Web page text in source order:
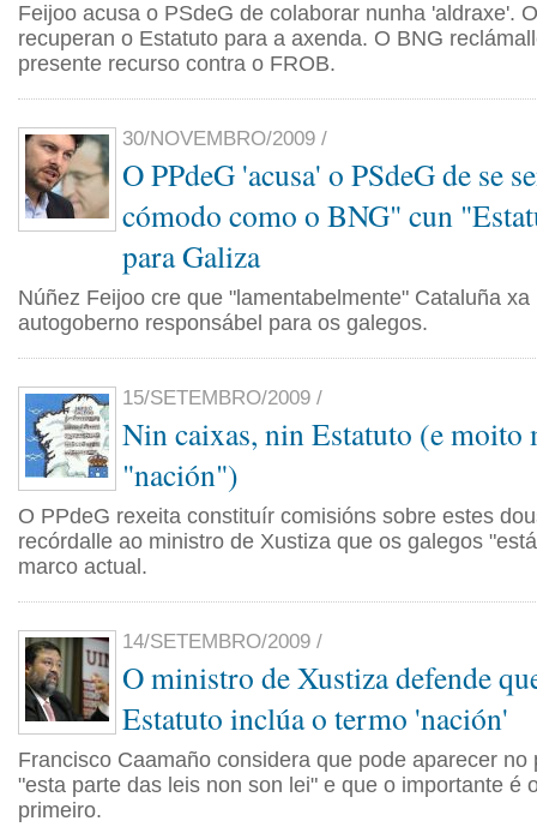
Feijoo acusa o PSdeG de colaborar nunha 'aldraxe'.
recuperan o Estatuto para a axenda. O BNG
presente recurso contra o FROB.
30/NOVEMBRO/2009 /
O PPdeG 'acusa' o PSdeG de se
cómodo como o BNG" cun
para Galiza
Núñez Feijoo cre que "lamentabelmente" Cataluña
autogoberno responsábel para os galegos.
15/SETEMBRO/2009 /
Nin caixas, nin Estatuto (e moito
"nación")
O PPdeG rexeita constituír comisións sobre estes
recórdalle ao ministro de Xustiza que os galegos
marco actual.
14/SETEMBRO/2009 /
O ministro de Xustiza defende
Estatuto inclúa o termo 'nación'
Francisco Caamaño considera que pode aparecer no
"esta parte das leis non son lei" e que o importante é
primeiro.